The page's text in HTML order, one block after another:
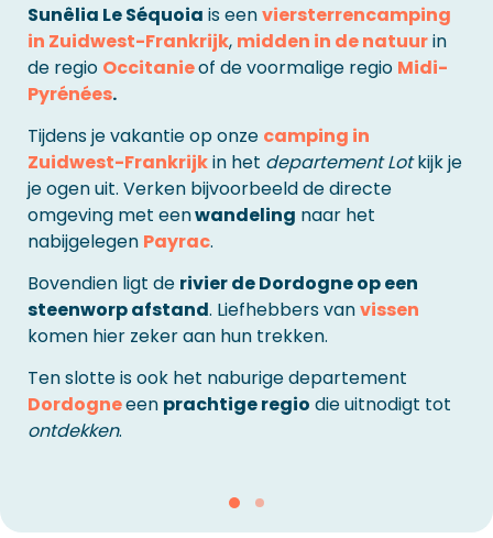
Sunêlia Le Séquoia is eenviersterrencamping
in Zuidwest-Frankrijk, midden in de natuurin
de regio Occitanieof de voormalige regio Midi-
Pyrénées.
Tijdens je vakantie op onze camping in
Zuidwest-Frankrijkin het departement Lotkijk je
je ogen uit. Verken bijvoorbeeld de directe
omgeving met eenwandeling naar het
nabijgelegen Payrac.
Bovendien ligt de rivier de Dordogne op een
steenworp afstand. Liefhebbers vanvissen
komen hier zeker aan hun trekken.
Ten slotte is ook het naburige departement
Dordogneeen prachtige regio die uitnodigt tot
ontdekken.